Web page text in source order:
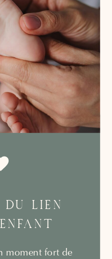
moment fort de
LIEN